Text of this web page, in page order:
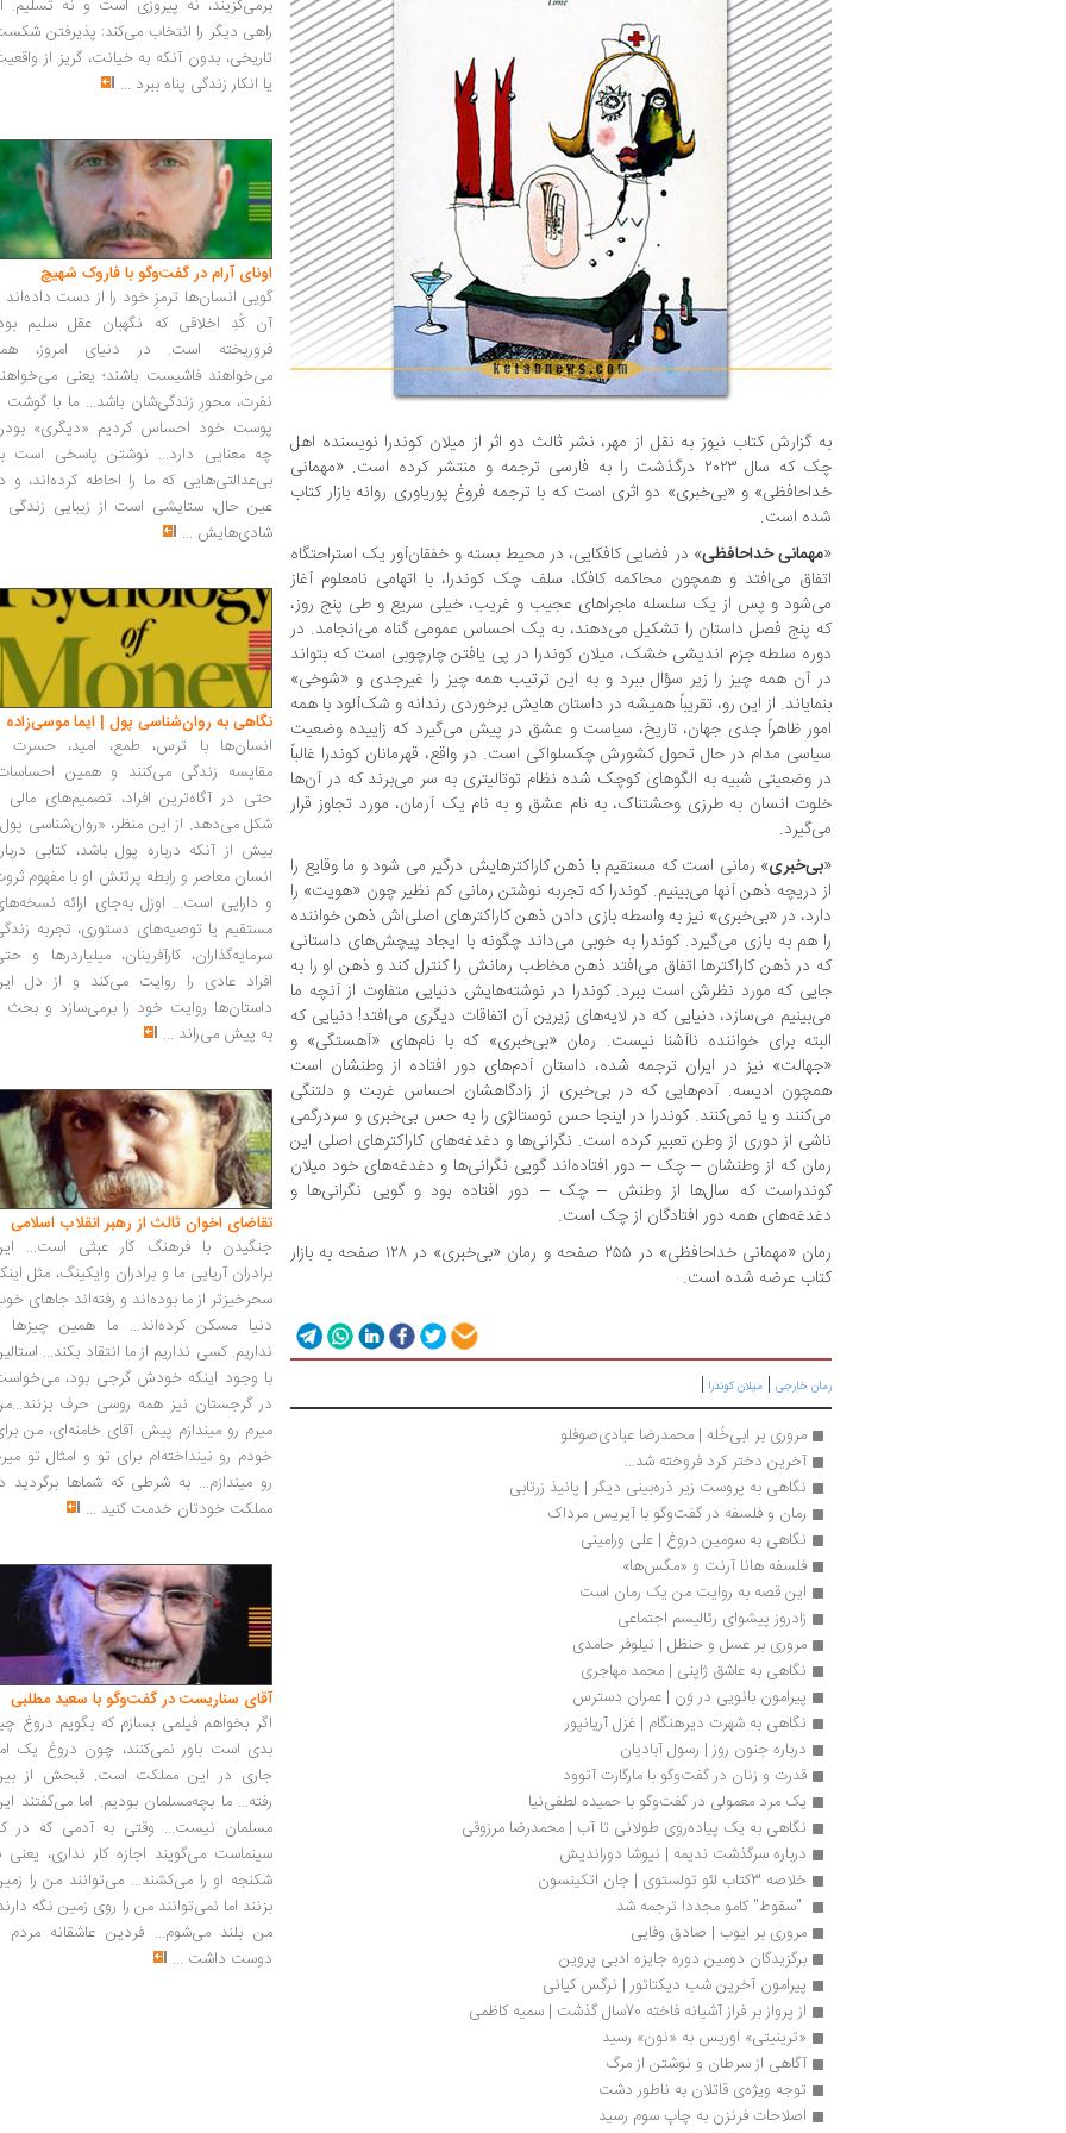
به گزارش کتاب نیوز به نقل از مهر، نشر ثالث دو اثر از میلان کوندرا نویسنده اهل
چک که سال ۲۰۲۳ درگذشت را به فارسی ترجمه و منتشر کرده است. «مهمانی
خداحافظی» و «بی‌خبری» دو اثری است که با ترجمه فروغ پوریاوری روانه بازار کتاب
شده است.
«مهمانی خداحافظی» در فضایی کافکایی، در محیط بسته و خفقان‌آور یک استراحتگاه
اتفاق می‌افتد و همچون محاکمه کافکا، سلف چک کوندرا، با اتهامی نامعلوم آغاز
می‌شود و پس از یک سلسله ماجراهای عجیب‌ و غریب، خیلی سریع و طی پنج روز،
که پنج فصل داستان را تشکیل می‌دهند، به یک احساس عمومی گناه می‌انجامد. در
دوره سلطه جزم‌ اندیشی خشک، میلان کوندرا در پی یافتن چارچوبی است که بتواند
در آن همه‌ چیز را زیر سؤال ببرد و به این ترتیب همه‌ چیز را غیرجدی و «شوخی»
بنمایاند. از این رو، تقریباً همیشه در داستان‌ هایش برخوردی رندانه و شک‌آلود با همه
امور ظاهراً جدی جهان، تاریخ، سیاست و عشق در پیش می‌گیرد که زاییده وضعیت
سیاسی مدام در حال تحول کشورش چکسلواکی است. در واقع، قهرمانان کوندرا غالباً
در وضعیتی شبیه به الگوهای کوچک‌ شده نظام توتالیتری به سر می‌برند که در آن‌ها
خلوت انسان به طرزی وحشتناک، به نام عشق و به نام یک آرمان، مورد تجاوز قرار
می‌گیرد.
«بی‌خبری» رمانی است که مستقیم با ذهن کاراکترهایش درگیر می شود و ما وقایع را
از دریچه ذهن آنها می‌بینیم. کوندرا که تجربه نوشتن رمانی کم نظیر چون «هویت» را
دارد، در «بی‌خبری» نیز به واسطه بازی دادن ذهن کاراکترهای اصلی‌اش ذهن خواننده
را هم به بازی می‌گیرد. کوندرا به خوبی می‌داند چگونه با ایجاد پیچش‌های داستانی
که در ذهن کاراکترها اتفاق می‌افتد ذهن مخاطب رمانش را کنترل کند و ذهن او را به
جایی که مورد نظرش است ببرد. کوندرا در نوشته‌هایش دنیایی متفاوت از آنچه ما
می‌بینیم می‌سازد، دنیایی که در لایه‌های زیرین آن اتفاقات دیگری می‌افتد! دنیایی که
البته برای خواننده ناآشنا نیست. رمان «بی‌خبری» که با نام‌های «آهستگی» و
«جهالت» نیز در ایران ترجمه شده، داستان آدم‌های دور افتاده از وطنشان است
همچون ادیسه. آدم‌هایی که در بی‌خبری از زادگاهشان احساس غربت و دلتنگی
می‌کنند و یا نمی‌کنند. کوندرا در اینجا حس نوستالژی را به حس بی‌خبری و سردرگمی
ناشی از دوری از وطن تعبیر کرده است. نگرانی‌ها و دغدغه‌های کاراکترهای اصلی این
رمان که از وطنشان – چک – دور افتاده‌اند گویی نگرانی‌ها و دغدغه‌های خود میلان
کوندراست که سال‌ها از وطنش – چک – دور افتاده بود و گویی نگرانی‌ها و
دغدغه‌های همه دور افتادگان از چک است.
رمان «مهمانی خداحافظی» در ۲۵۵ صفحه و رمان «بی‌خبری» در ۱۲۸ صفحه به بازار
کتاب عرضه شده است.
رمان خارجی | میلان کوندرا |
مروری بر ابی‌خُله | محمدرضا عبادی‌صوفلو
آخرین دختر کرد فروخته شد...
نگاهی به پروست زیر ذره‌بینی دیگر | پانیذ زرتابی
رمان و فلسفه در گفت‌وگو با آیریس مرداک
نگاهی به سومین دروغ | علی ورامینی
فلسفه هانا آرنت و «مگس‌ها»
این قصه به روایت من یک رمان است
زادروز پیشوای رئالیسم اجتماعی
مروری بر عسل و حنظل | نیلوفر حامدی
نگاهی به عاشق ژاپنی | محمد مهاجری
پیرامون بانویی در وَن | عمران دسترس
نگاهی به شهرت دیرهنگام | غزل آریانپور
درباره جنون روز | رسول آبادیان
قدرت و زنان در گفت‌وگو با مارگارت آتوود
یک مرد معمولی در گفت‌وگو با حمیده لطفی‌نیا
نگاهی به یک پیاده‌روی طولانی تا آب | محمدرضا مرزوقی
درباره سرگذشت ندیمه | نیوشا دوراندیش
خلاصه 3کتاب لئو تولستوی | جان اتکینسون
"سقوط" کامو مجددا ترجمه شد
مروری بر ایوب | صادق وفایی
برگزیدگان دومین دوره جایزه ادبی پروین
پیرامون آخرین شب دیکتاتور | نرگس کیانی
از پرواز بر فراز آشیانه فاخته 70سال گذشت | سمیه کاظمی‌
«ترینیتی» اوریس به «نون» رسید
آگاهی از سرطان و نوشتن از مرگ
توجه ویژه‌ی قاتلان به ناطور دشت
اصلاحات فرنزن به چاپ سوم رسید
برمی‌گزیند، نه پیروزی است و نه تسلیم.
راهی دیگر را انتخاب می‌کند: پذیرفتن
تاریخی، بدون آنکه به خیانت، گریز از
یا انکار زندگی پناه ببرد ...
اونای آرام در گفت‌وگو با فاروک شهیچ‭
گویی انسان‌ها ترمزِ خود را از دست داده‌اند
آن کُدِ اخلاقی که نگهبان عقل سلیم
فروریخته است. در دنیای امروز،
می‌خواهند فاشیست باشند؛ یعنی
نفرت، محورِ زندگی‌شان باشد... ما با گوشت
پوست خود احساس کردیم «دیگری»
چه معنایی دارد... نوشتن پاسخی است
بی‌عدالتی‌هایی که ما را احاطه کرده‌اند، و
عین حال، ستایشی است از زیبایی زندگی
شادی‌هایش ...
نگاهی به روان‌شناسی پول | ایما موسی‌زاده
انسان‌ها با ترس، طمع، امید، حسرت
مقایسه زندگی می‌کنند و همین
حتی در آگاه‌ترین افراد، تصمیم‌های مالی
شکل می‌دهد. از این منظر، «روان‌شناسی
بیش از آنکه درباره پول باشد، کتابی
انسان معاصر و رابطه پرتنش او با مفهوم
و دارایی است... اوزل به‌جای ارائه
مستقیم یا توصیه‌های دستوری، تجربه
سرمایه‌گذاران، کارآفرینان، میلیاردرها و
افراد عادی را روایت می‌کند و از دل
داستان‌ها روایت خود را برمی‌سازد و بحث
به پیش می‌راند ...
تقاضای اخوان ثالث از رهبر انقلاب اسلامی
جنگیدن با فرهنگ کار عبثی است...
برادران آریایی ما و برادران وایکینگ، مثل
سحرخیزتر از ما بوده‌اند و رفته‌اند جاهای
دنیا مسکن کرده‌اند... ما همین چیزها
نداریم. کسی نداریم از ما انتقاد بکند...
با وجود اینکه خودش گرجی بود،
در گرجستان نیز همه روسی حرف
میرم رو میندازم پیش آقای خامنه‌ای، من
خودم رو نینداخته‌ام برای تو و امثال تو
رو میندازم... به شرطی که شماها برگردید
مملکت خودتان خدمت کنید ...
آقای سناریست در گفت‌وگو با سعید مطلبی
اگر بخواهم فیلمی بسازم که بگویم دروغ
بدی است باور نمی‌کنند، چون دروغ یک
جاری در این مملکت است. قبحش از
رفته... ما بچه‌مسلمان بودیم. اما می‌گفتند
مسلمان نیست... وقتی به آدمی که در
سینماست می‌گویند اجازه کار نداری، یعنی
شکنجه او را می‌کشند... می‌توانند من را
بزنند اما نمی‌توانند من را روی زمین نگه
من بلند می‌شوم... فردین عاشقانه مردم
دوست داشت ...